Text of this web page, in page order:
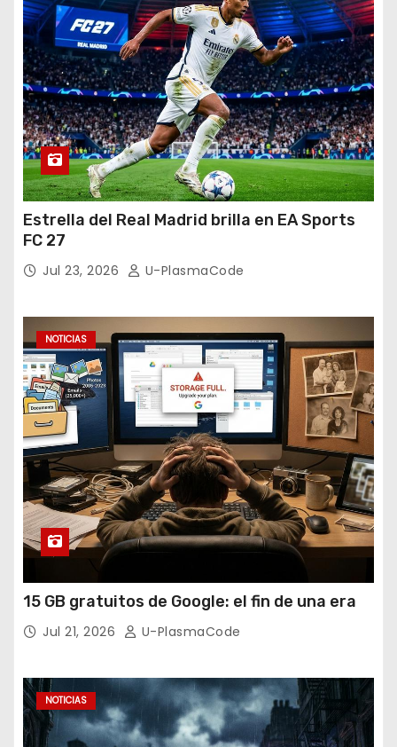
Estrella del Real Madrid brilla en EA Sports
FC 27
Jul 23, 2026 U-PlasmaCode
NOTICIAS
15 GB gratuitos de Google: el fin de una era
Jul 21, 2026 U-PlasmaCode
NOTICIAS